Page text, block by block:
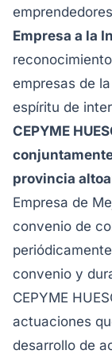
Empresa a la
empresas de
espíritu de
CEPYME
provincia
Empresa de
convenio de
convenio y
CEPYME
actuaciones
desarrollo de